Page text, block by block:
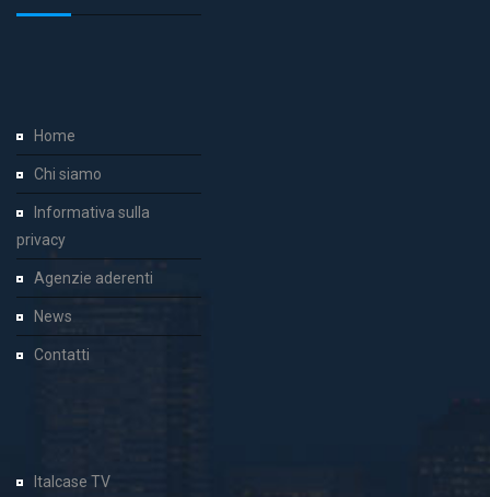
Home
Chi siamo
Informativa sulla
privacy
Agenzie aderenti
News
Contatti
Italcase TV